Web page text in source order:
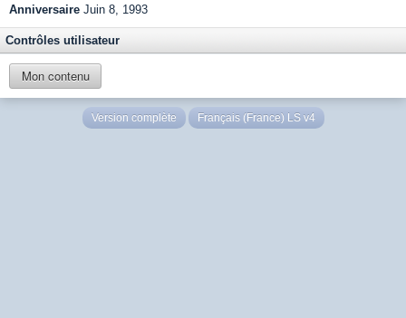
Anniversaire Juin 8, 1993
Contrôles utilisateur
Mon contenu
Version complète Français (France) LS v4